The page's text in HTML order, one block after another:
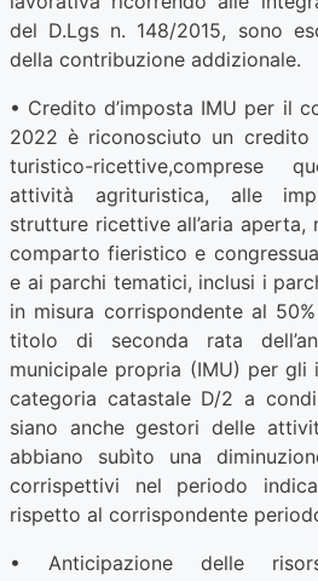
del D.Lgs n. 148/2015, sono
della contribuzione addizionale.
• Credito d’imposta IMU per il
2022 è riconosciuto un credito
turistico-ricettive,comprese
attività agrituristica, alle
strutture ricettive all’aria aperta,
comparto fieristico e
e ai parchi tematici, inclusi i
in misura corrispondente al
titolo di seconda rata
municipale propria (IMU) per gli
categoria catastale D/2 a
siano anche gestori delle
abbiano subìto una
corrispettivi nel periodo
rispetto al corrispondente
• Anticipazione delle